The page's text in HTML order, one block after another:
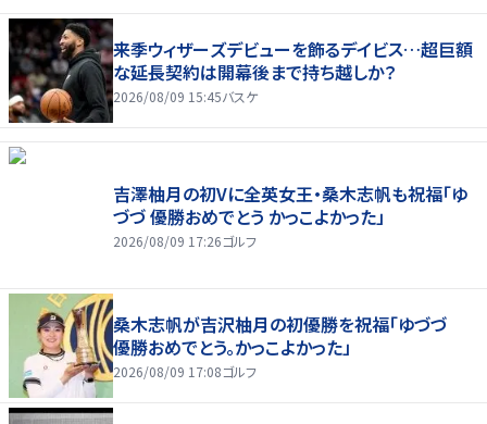
来季ウィザーズデビューを飾るデイビス…超巨額
な延長契約は開幕後まで持ち越しか？
2026/08/09 15:45バスケ
吉澤柚月の初Vに全英女王・桑木志帆も祝福「ゆ
づづ 優勝おめでとう かっこよかった」
2026/08/09 17:26ゴルフ
桑木志帆が吉沢柚月の初優勝を祝福「ゆづづ
優勝おめでとう。かっこよかった」
2026/08/09 17:08ゴルフ